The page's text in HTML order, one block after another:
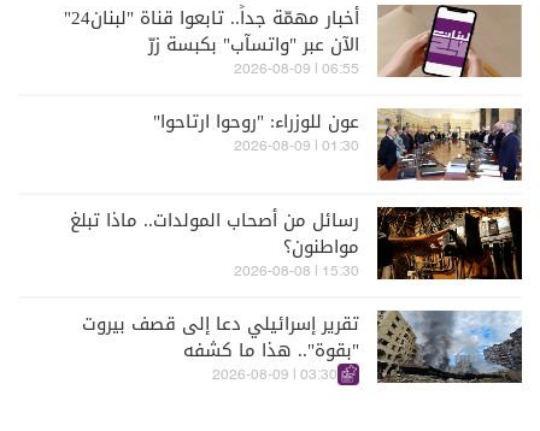
أخبار مهمّة جداً.. تابعوا قناة "لبنان24"
الآن عبر "واتسآب" بكبسة زرّ
06:55 | 2026-08-09
عون للوزراء: "روحوا ارتاحوا"
01:30 | 2026-08-09
رسائل من أصحاب المولدات.. ماذا تبلغ
مواطنون؟
15:30 | 2026-08-08
تقرير إسرائيلي دعا إلى قصف بيروت
"بقوة".. هذا ما كشفه
03:30 | 2026-08-09